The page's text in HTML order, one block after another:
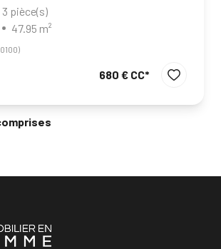
pièce(s)
47.95 m²
680 € CC*